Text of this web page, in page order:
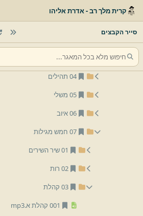
קרית מלך רב - אדרת אליהו
סייר הקבצים
01 ישעיהו
03 תרי עשר
04 תהילים
05 משלי
06 איוב
07 חמש מגילות
01 שיר השירים
02 רות
03 קהלת
001 קהלת א.
mp3